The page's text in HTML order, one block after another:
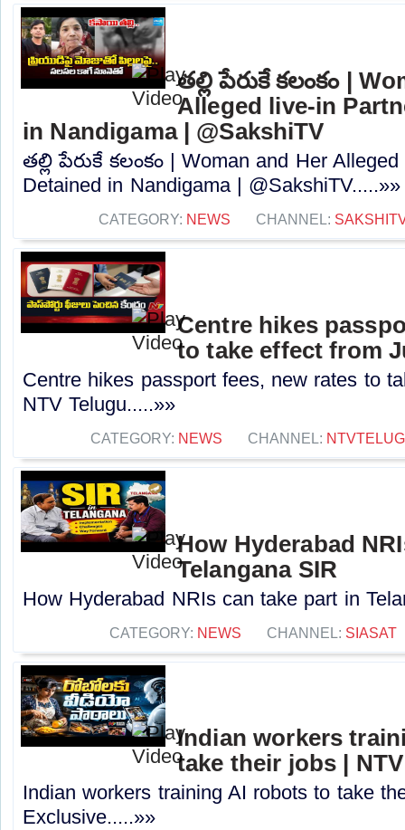
తల్లి పేరుకే కలంకం |
Alleged live-in
in Nandigama | @SakshiTV
తల్లి పేరుకే కలంకం | Woman and Her
Detained in Nandigama | @SakshiTV.....»»
CATEGORY: NEWS CHANNEL:
Centre hikes
to take effect from
Centre hikes passport fees, new rates to
NTV Telugu.....»»
CATEGORY: NEWS CHANNEL:
How Hyderabad
Telangana SIR
How Hyderabad NRIs can take part in
CATEGORY: NEWS CHANNEL: SIASAT
Indian workers
take their jobs |
Indian workers training AI robots to take
Exclusive.....»»